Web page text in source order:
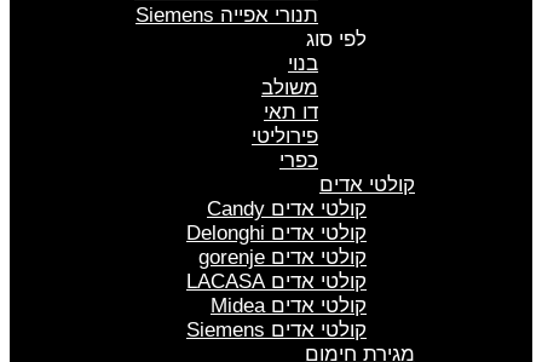
תנורי אפייה Siemens
לפי סוג
בנוי
משולב
דו תאי
פירוליטי
כפרי
קולטי אדים
קולטי אדים Candy
קולטי אדים Delonghi
קולטי אדים gorenje
קולטי אדים LACASA
קולטי אדים Midea
קולטי אדים Siemens
מגירת חימום